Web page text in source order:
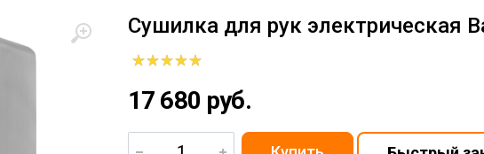
Сушилка для рук электрическая
17 680 руб.